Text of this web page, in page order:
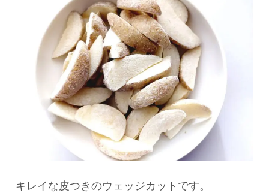
キレイな皮つきのウェッジカットです。